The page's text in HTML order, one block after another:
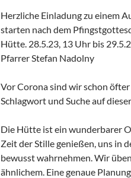
Herzliche Einladung zu einem
starten nach dem
Hütte. 28.5.23, 13 Uhr bis
Pfarrer Stefan Nadolny
Vor Corona sind wir schon
Schlagwort und Suche auf
Die Hütte ist ein wunderbarer
Zeit der Stille genießen, uns in
bewusst wahrnehmen. Wir
ähnlichem. Eine genaue